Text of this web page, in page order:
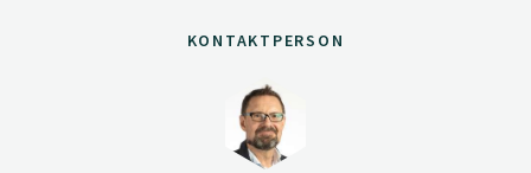
KONTAKTPERSON